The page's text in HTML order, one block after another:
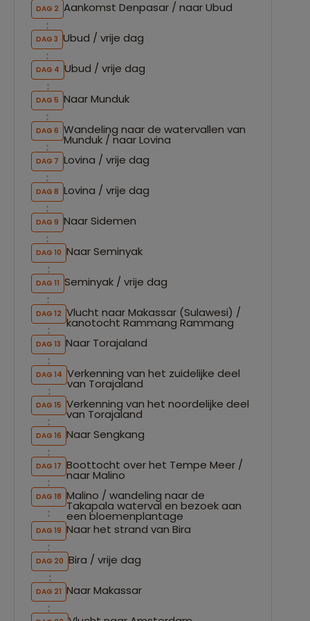
DAG 2 Aankomst Denpasar / naar Ubud
DAG 3 Ubud / vrije dag
DAG 4 Ubud / vrije dag
DAG 5 Naar Munduk
DAG 6 Wandeling naar de watervallen van
Munduk / naar Lovina
DAG 7 Lovina / vrije dag
DAG 8 Lovina / vrije dag
DAG 9 Naar Sidemen
DAG 10 Naar Seminyak
DAG 11 Seminyak / vrije dag
DAG 12 Vlucht naar Makassar (Sulawesi) /
kanotocht Rammang Rammang
DAG 13 Naar Torajaland
DAG 14 Verkenning van het zuidelijke deel
van Torajaland
DAG 15 Verkenning van het noordelijke deel
van Torajaland
DAG 16 Naar Sengkang
DAG 17 Boottocht over het Tempe Meer /
naar Malino
DAG 18 Malino / wandeling naar de
Takapala waterval en bezoek aan
een bloemenplantage
DAG 19 Naar het strand van Bira
DAG 20 Bira / vrije dag
DAG 21 Naar Makassar